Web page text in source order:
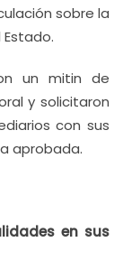
sobre la
un mitin de
y solicitaron
con sus
aprobada.
en sus